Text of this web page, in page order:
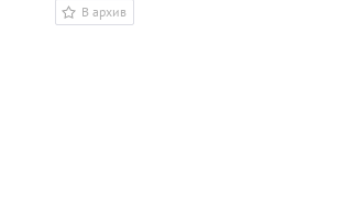
В архив